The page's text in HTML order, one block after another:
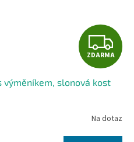
Z
D
R
ZDARMA
výměníkem, slonová kost
Na dotaz